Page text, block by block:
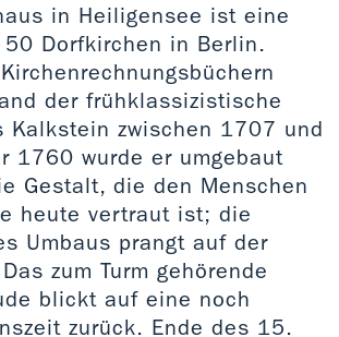
in Heiligensee ist eine
Dorfkirchen in Berlin.
der frühklassizistische
Kalkstein zwischen 1707 und
1760 wurde er umgebaut
Gestalt, die den Menschen
heute vertraut ist; die
Umbaus prangt auf der
zum Turm gehörende
blickt auf eine noch
zurück. Ende des 15.